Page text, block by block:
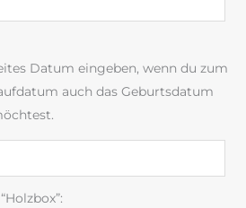
Datum eingeben, wenn du zum
auch das Geburtsdatum